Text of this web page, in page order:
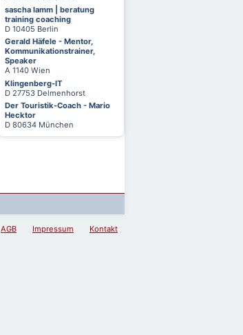
sascha lamm | beratung
training coaching
D 10405 Berlin
Gerald Häfele - Mentor,
Kommunikationstrainer,
Speaker
A 1140 Wien
Klingenberg-IT
D 27753 Delmenhorst
Der Touristik-Coach - Mario
Hecktor
D 80634 München
AGB Impressum Kontakt